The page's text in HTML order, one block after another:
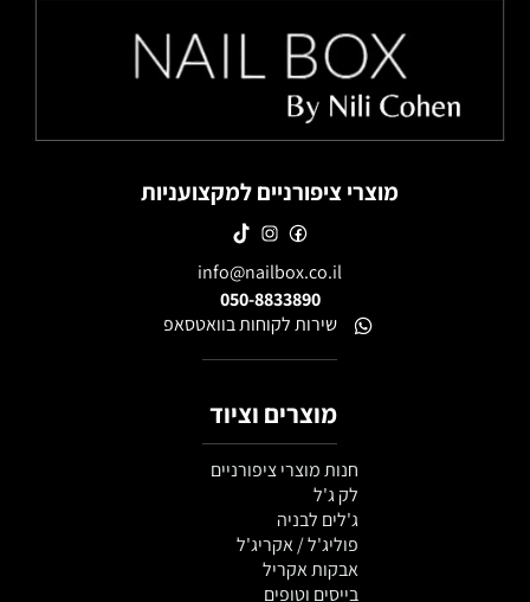
מוצרי ציפורניים למקצועניות
info@nailbox.co.il
050-8833890
שירות לקוחות בוואטסאפ
מוצרים וציוד
חנות מוצרי ציפורניים
לק ג'ל
ג'לים לבניה
פוליג'ל / אקריג'ל
אבקות אקריל
בייסים וטופים